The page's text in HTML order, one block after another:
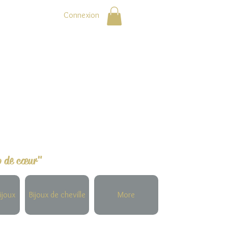
Connexion
de cœur"
Bijoux de cheville More